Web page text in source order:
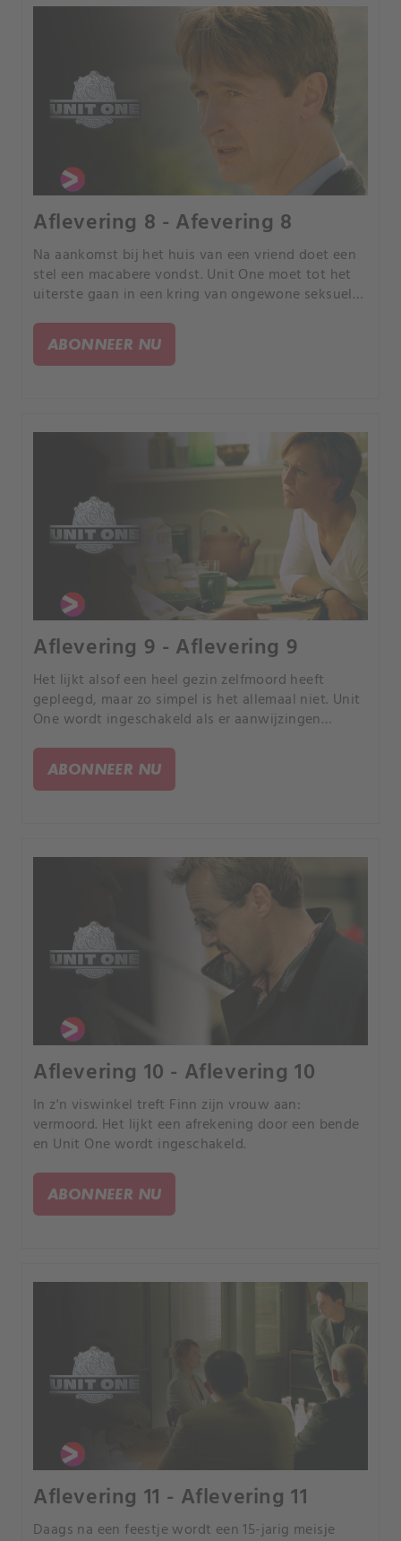
Aflevering 8 - Afevering 8
Na aankomst bij het huis van een vriend doet een
stel een macabere vondst. Unit One moet tot het
uiterste gaan in een kring van ongewone seksuele
onbekend willen blijven.
ABONNEER NU
Aflevering 9 - Aflevering 9
Het lijkt alsof een heel gezin zelfmoord heeft
gepleegd, maar zo simpel is het allemaal niet. Unit
One wordt ingeschakeld als er aanwijzingen
moorden op zijn kerfstok heeft.
ABONNEER NU
Aflevering 10 - Aflevering 10
In z'n viswinkel treft Finn zijn vrouw aan:
vermoord. Het lijkt een afrekening door een bende
en Unit One wordt ingeschakeld.
ABONNEER NU
Aflevering 11 - Aflevering 11
Daags na een feestje wordt een 15-jarig meisje